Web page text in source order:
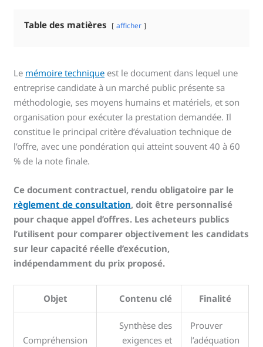
Table des matières afficher
Le mémoire technique est le document dans lequel une
entreprise candidate à un marché public présente sa
méthodologie, ses moyens humains et matériels, et son
organisation pour exécuter la prestation demandée. Il
constitue le principal critère d’évaluation technique de
l’offre, avec une pondération qui atteint souvent 40 à 60
% de la note finale.
Ce document contractuel, rendu obligatoire par le
règlement de consultation, doit être personnalisé
pour chaque appel d’offres. Les acheteurs publics
l’utilisent pour comparer objectivement les candidats
sur leur capacité réelle d’exécution,
indépendamment du prix proposé.
Objet Contenu clé Finalité
Compréhension
Synthèse des
exigences et
Prouver
l’adéquation